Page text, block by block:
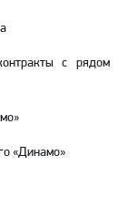
с рядом
«Динамо»